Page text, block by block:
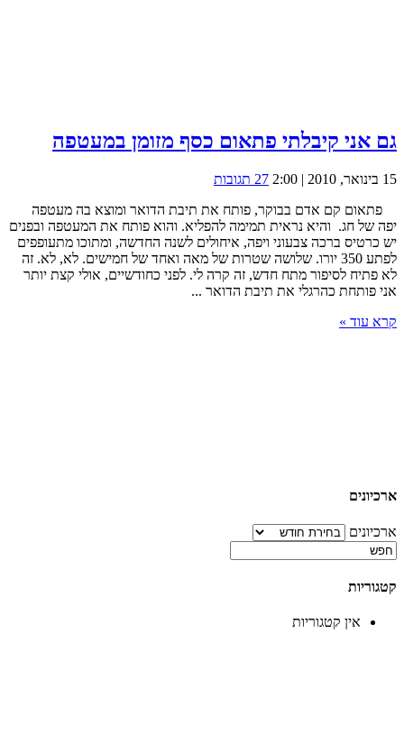
גם אני קיבלתי פתאום כסף מזומן במעטפה
15 בינואר, 2010 | 2:00
27 תגובות
פתאום קם אדם בבוקר, פותח את תיבת הדואר ומוצא בה מעטפה
יפה של חג. והיא נראית תמימה להפליא. והוא פותח את המעטפה ובפנים
יש כרטיס ברכה צבעוני ויפה, איחולים לשנה החדשה, ומתוכו מתעופפים
לפתע 350 יורו. שלושה שטרות של מאה ואחד של חמישים. לא, לא. זה
לא פתיח לסיפור מתח חדש, זה קרה לי. לפני כחודשיים, אולי קצת יותר
אני פותחת כהרגלי את תיבת הדואר ...
קרא עוד »
ארכיונים
ארכיונים
קטגוריות
אין קטגוריות